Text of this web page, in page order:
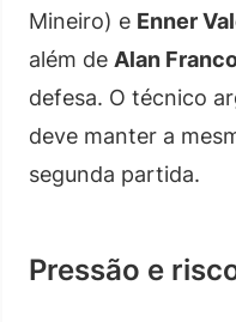
Mineiro) e Enner
além de Alan
defesa. O técnico
deve manter a
segunda partida.
Pressão e